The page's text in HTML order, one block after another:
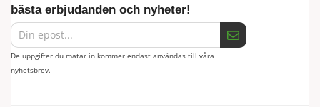
bästa erbjudanden och nyheter!
De uppgifter du matar in kommer endast användas till våra
nyhetsbrev.